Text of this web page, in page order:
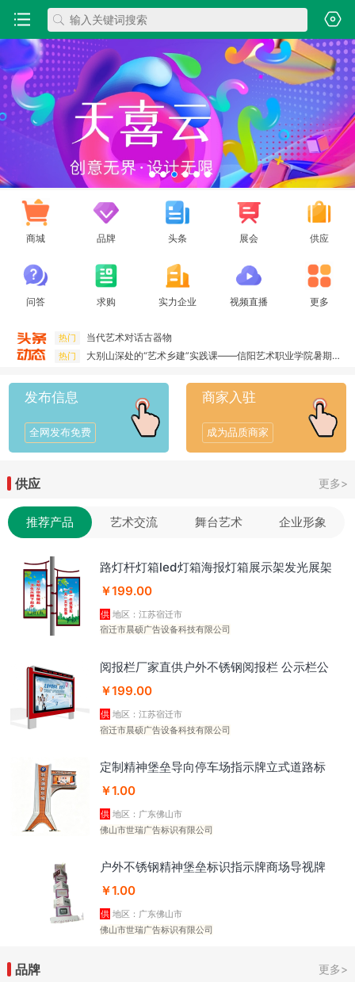
商城 品牌 头条 展会 供应
问答 求购 实力企业 视频直播 更多
热门 当代艺术对话古器物
热门 大别山深处的“艺术乡建”实践课——信阳艺术职业学院暑期社会实践纪实
发布信息
全网发布免费
商家入驻
成为品质商家
供应 更多>
推荐产品 艺术交流 舞台艺术 企业形象
路灯杆灯箱led灯箱海报灯箱展示架发光展架
立式落地招牌户外灯牌 2个
￥199.00
供 地区：江苏宿迁市
宿迁市晨硕广告设备科技有限公司
阅报栏厂家直供户外不锈钢阅报栏 公示栏公
告栏公示牌
￥199.00
供 地区：江苏宿迁市
宿迁市晨硕广告设备科技有限公司
定制精神堡垒导向停车场指示牌立式道路标
识室内大型商场指引牌 50个
￥1.00
供 地区：广东佛山市
佛山市世瑞广告标识有限公司
户外不锈钢精神堡垒标识指示牌商场导视牌
大型商场导视牌景区 50个
￥1.00
供 地区：广东佛山市
佛山市世瑞广告标识有限公司
品牌 更多>